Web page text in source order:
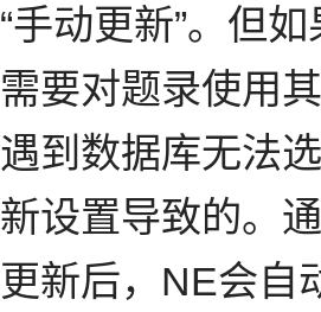
“手动更新”。但
需要对题录使用
遇到数据库无法
新设置导致的。
更新后，NE会自